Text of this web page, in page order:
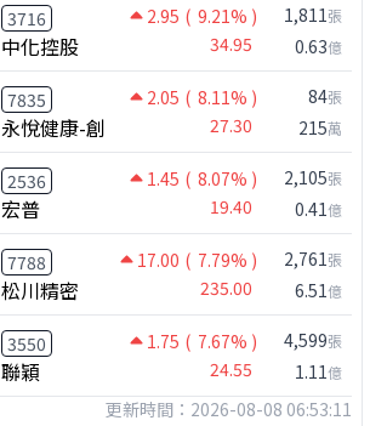
【嚇死人】我買了一檔股票後馬上跌停 ! 超神反轉，結局令人傻眼 !｜ Mr.永年 李｜ 盤後講股 Mr.永年 李 2026 / 08 / 07
3716 2.95 ( 9.21% )
中化控股 34.95
1,811張
0.63億
7835 2.05 ( 8.11% )
永悅健康-創 27.30
84張
215萬
2536 1.45 ( 8.07% )
宏普 19.40
2,105張
0.41億
7788 17.00 ( 7.79% )
松川精密 235.00
2,761張
6.51億
3550 1.75 ( 7.67% )
聯穎 24.55
4,599張
1.11億
更新時間：2026-08-08 06:53:11